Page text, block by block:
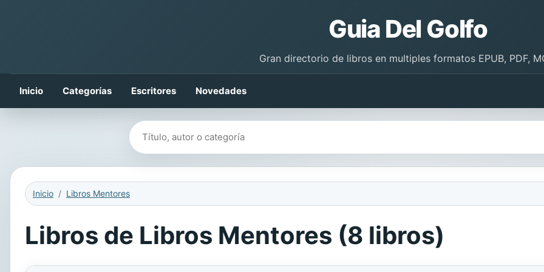
Guia Del Golfo
Gran directorio de libros en multiples formatos EPUB, PDF,
Inicio Categorías Escritores Novedades
Buscar libros
Inicio Libros Mentores
Libros de Libros Mentores (8 libros)